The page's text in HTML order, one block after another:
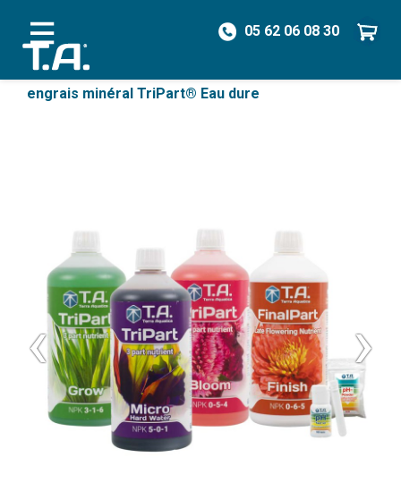
05 62 06 08 30
/ Engrais
engrais minéral TriPart® Eau dure
‹ ›